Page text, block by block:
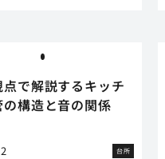
点で解説するキッチ
の構造と音の関係
台所